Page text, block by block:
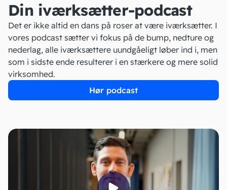
Din iværksætter-podcast
Det er ikke altid en dans på roser at være iværksætter. I
vores podcast sætter vi fokus på de bump, nedture og
nederlag, alle iværksættere uundgåeligt løber ind i, men
som i sidste ende resulterer i en stærkere og mere solid
virksomhed.
Hør podcast